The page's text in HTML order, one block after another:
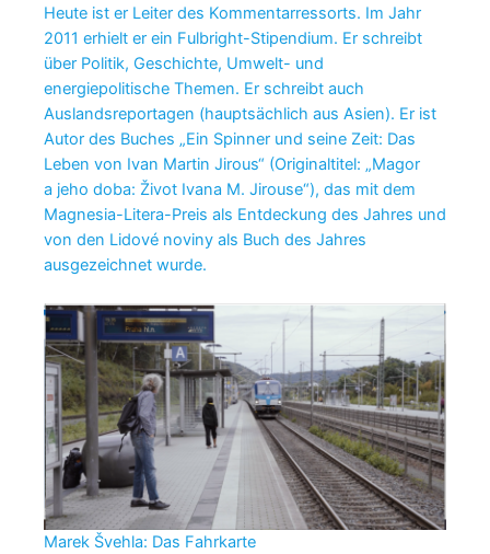
Heute ist er Leiter des Kommentarressorts. Im Jahr
2011 erhielt er ein Fulbright-Stipendium. Er schreibt
über Politik, Geschichte, Umwelt- und
energiepolitische Themen. Er schreibt auch
Auslandsreportagen (hauptsächlich aus Asien). Er ist
Autor des Buches „Ein Spinner und seine Zeit: Das
Leben von Ivan Martin Jirous“ (Originaltitel: „Magor
a jeho doba: Život Ivana M. Jirouse“), das mit dem
Magnesia-Litera-Preis als Entdeckung des Jahres und
von den Lidové noviny als Buch des Jahres
ausgezeichnet wurde.
Marek Švehla: Das Fahrkarte